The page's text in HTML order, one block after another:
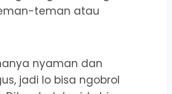
teman atau
nyaman dan
jadi lo bisa ngobrol